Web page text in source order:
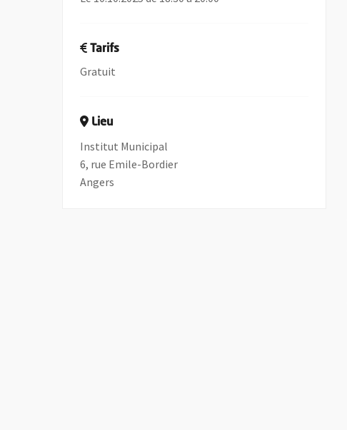
Tarifs
Gratuit
Lieu
Institut Municipal
6, rue Emile-Bordier
Angers